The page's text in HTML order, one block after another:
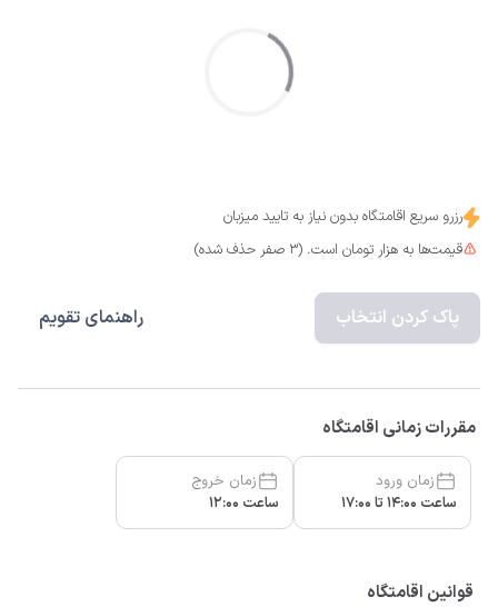
رزرو سریع اقامتگاه بدون نیاز به تایید میزبان
قیمت‌ها به هزار تومان است. (3 صفر حذف شده)
پاک کردن انتخاب راهنمای تقویم
مقررات زمانی اقامتگاه
زمان ورود
ساعت 14:00 تا 17:00
زمان خروج
ساعت 12:00
قوانین اقامتگاه